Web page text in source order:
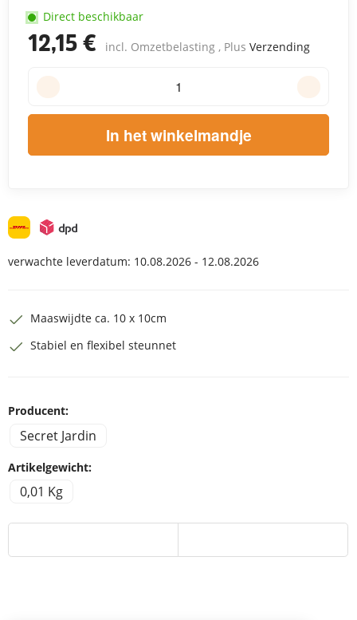
12,15 € incl. Omzetbelasting , Plus Verzending
Direct beschikbaar
In het winkelmandje
verwachte leverdatum: 10.08.2026 - 12.08.2026
Maaswijdte ca. 10 x 10cm
Stabiel en flexibel steunnet
Producent:
Secret Jardin
Artikelgewicht:
0,01 Kg